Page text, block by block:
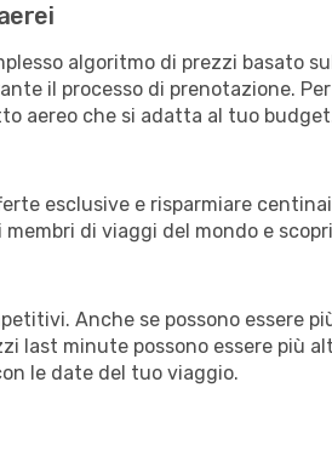
algoritmo di prezzi basato
il processo di prenotazione.
aereo che si adatta al tuo
esclusive e risparmiare
di viaggi del mondo e
Anche se possono essere
last minute possono essere più
le date del tuo viaggio.